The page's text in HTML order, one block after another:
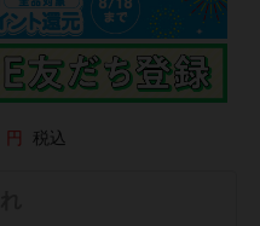
円 税込